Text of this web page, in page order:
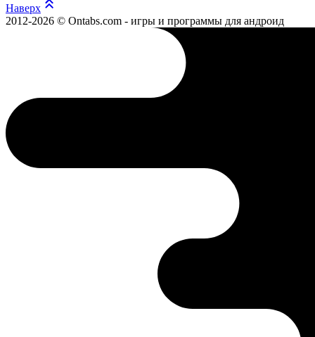
Наверх
2012-2026 © Ontabs.com - игры и программы для андроид